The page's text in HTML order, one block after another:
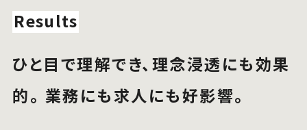
Results
ひと目で理解でき、理念浸透にも効果
的。 業務にも求人にも好影響。